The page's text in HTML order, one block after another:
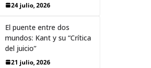
24 julio, 2026
El puente entre dos
mundos: Kant y su “Crítica
del juicio”
21 julio, 2026